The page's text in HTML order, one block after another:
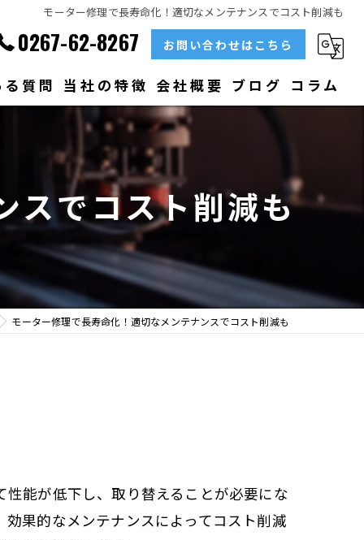
モーター修理で長寿命化！適切なメンテナンスでコスト削減も
0267-62-8267 お問い合わせはこちら
質問 当社の特徴
ベアリング
大型
メンテナンス
販売
会社概要 ブログ コラム
スでコスト削減も
モーター修理で長寿命化！適切なメンテナンスでコスト削減も
能が低下し、取り替えることが必要にな
果的なメンテナンスによってコスト削減